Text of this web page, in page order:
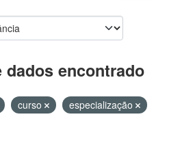
dados encontrado
curso
especialização